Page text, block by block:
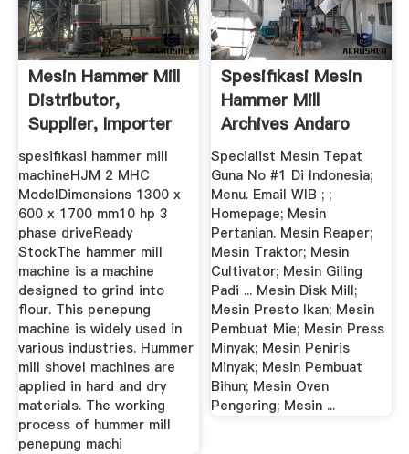
Mesin Hammer Mill
Distributor,
Supplier, Importer
spesifikasi hammer mill
machineHJM 2 MHC
ModelDimensions 1300 x
600 x 1700 mm10 hp 3
phase driveReady
StockThe hammer mill
machine is a machine
designed to grind into
flour. This penepung
machine is widely used in
various industries. Hummer
mill shovel machines are
applied in hard and dry
materials. The working
process of hummer mill
penepung machi
Spesifikasi Mesin
Hammer Mill
Archives Andaro
Mesin
Specialist Mesin Tepat
Guna No #1 Di Indonesia;
Menu. Email WIB ; ;
Homepage; Mesin
Pertanian. Mesin Reaper;
Mesin Traktor; Mesin
Cultivator; Mesin Giling
Padi ... Mesin Disk Mill;
Mesin Presto Ikan; Mesin
Pembuat Mie; Mesin Press
Minyak; Mesin Peniris
Minyak; Mesin Pembuat
Bihun; Mesin Oven
Pengering; Mesin ...